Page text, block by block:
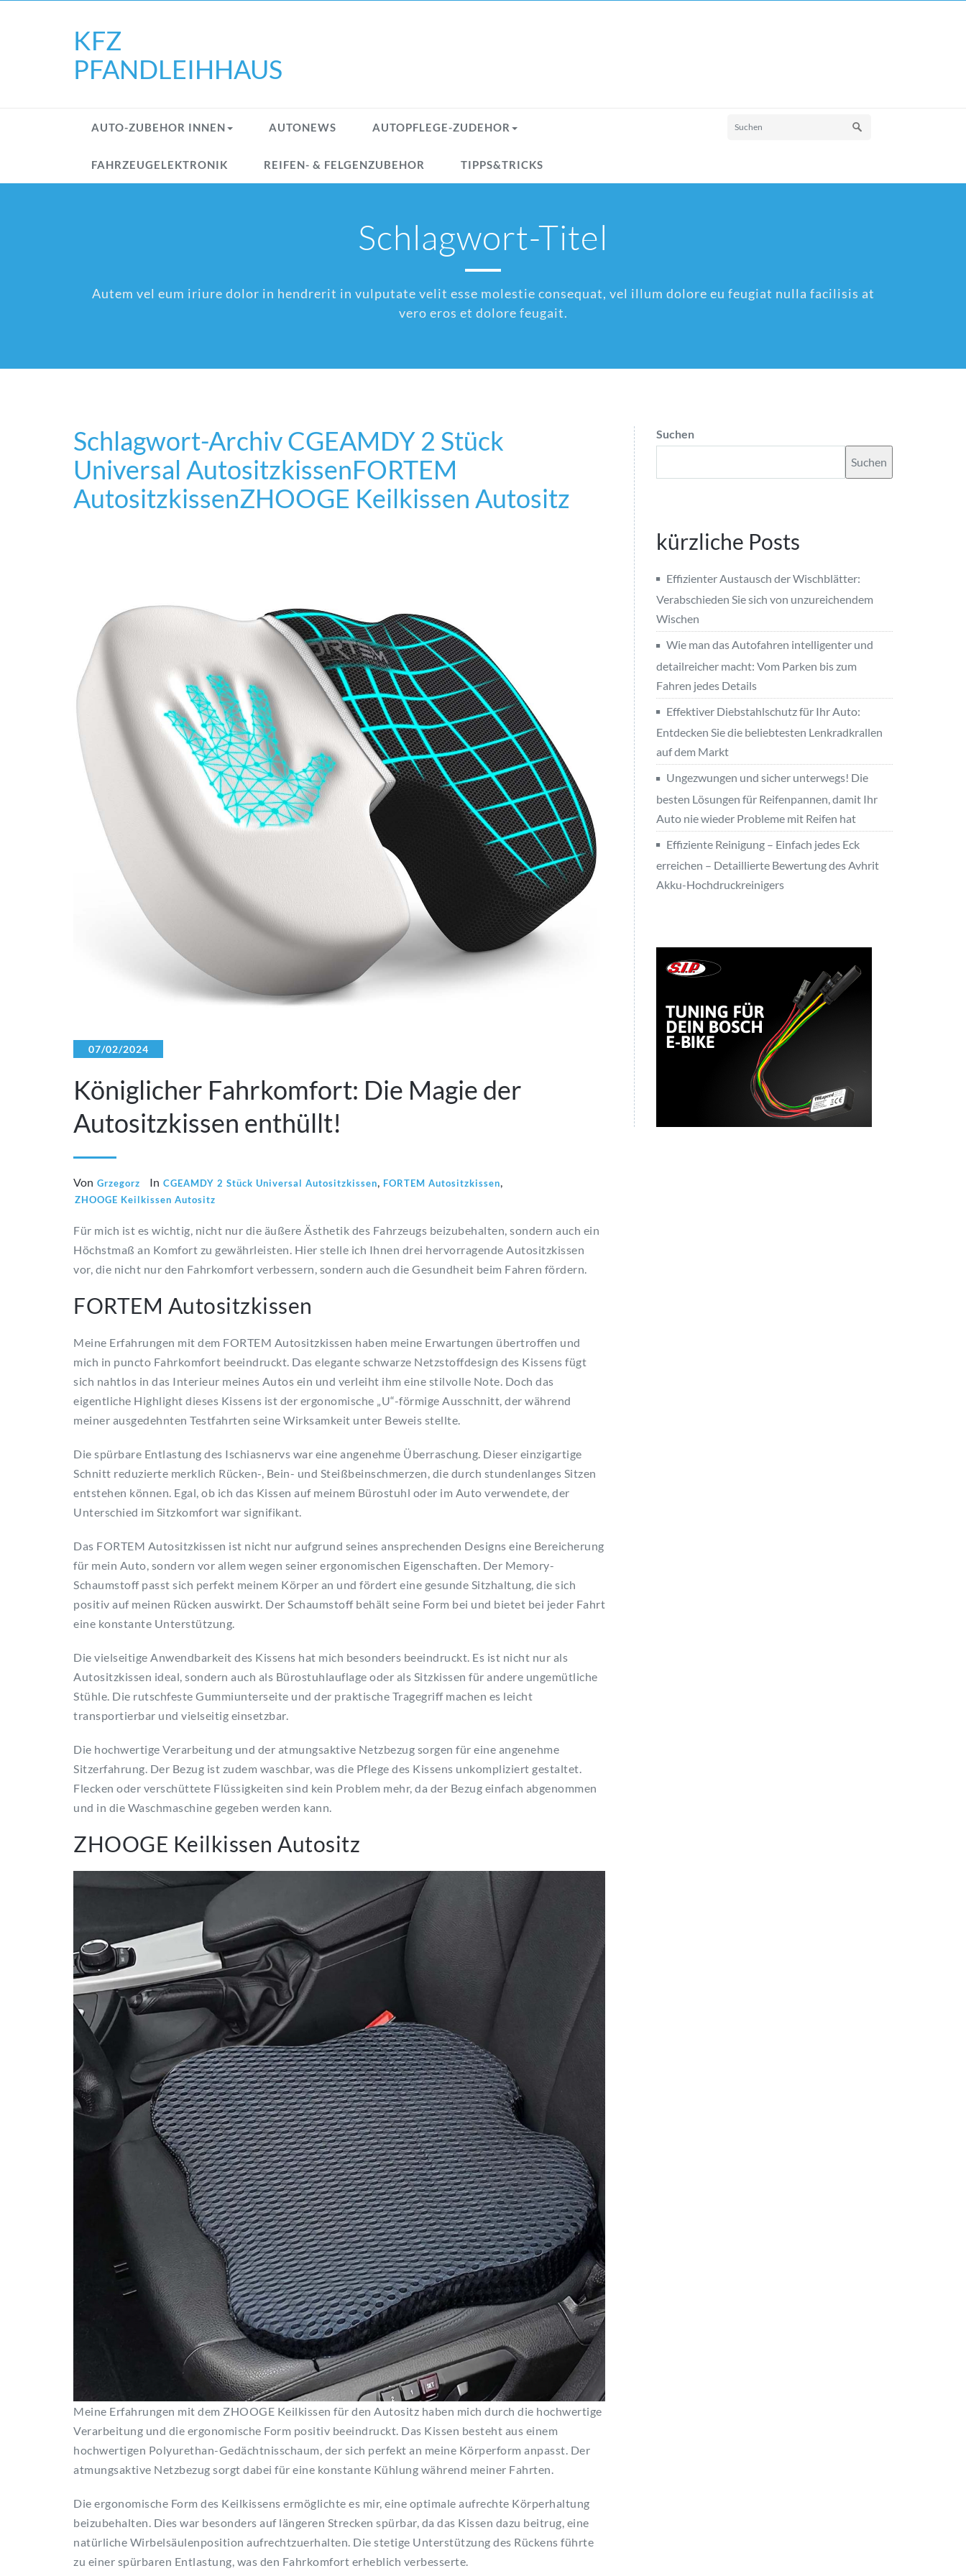
KFZ
PFANDLEIHHAUS
AUTO-ZUBEHOR INNEN AUTONEWS AUTOPFLEGE-ZUDEHOR
FAHRZEUGELEKTRONIK REIFEN- & FELGENZUBEHOR TIPPS&TRICKS
Schlagwort-Titel
Autem vel eum iriure dolor in hendrerit in vulputate velit esse molestie consequat, vel illum dolore eu feugiat nulla facilisis at
vero eros et dolore feugait.
Schlagwort-ArchivCGEAMDY 2 Stück
Universal AutositzkissenFORTEM
AutositzkissenZHOOGE Keilkissen Autositz
07/02/2024
Königlicher Fahrkomfort: Die Magie der
Autositzkissen enthüllt!
Von Grzegorz In CGEAMDY 2 Stück Universal Autositzkissen, FORTEM Autositzkissen,
ZHOOGE Keilkissen Autositz
Für mich ist es wichtig, nicht nur die äußere Ästhetik des Fahrzeugs beizubehalten, sondern auch ein
Höchstmaß an Komfort zu gewährleisten. Hier stelle ich Ihnen drei hervorragende Autositzkissen
vor, die nicht nur den Fahrkomfort verbessern, sondern auch die Gesundheit beim Fahren fördern.
FORTEM Autositzkissen
Meine Erfahrungen mit dem FORTEM Autositzkissen haben meine Erwartungen übertroffen und
mich in puncto Fahrkomfort beeindruckt. Das elegante schwarze Netzstoffdesign des Kissens fügt
sich nahtlos in das Interieur meines Autos ein und verleiht ihm eine stilvolle Note. Doch das
eigentliche Highlight dieses Kissens ist der ergonomische „U“-förmige Ausschnitt, der während
meiner ausgedehnten Testfahrten seine Wirksamkeit unter Beweis stellte.
Die spürbare Entlastung des Ischiasnervs war eine angenehme Überraschung. Dieser einzigartige
Schnitt reduzierte merklich Rücken-, Bein- und Steißbeinschmerzen, die durch stundenlanges Sitzen
entstehen können. Egal, ob ich das Kissen auf meinem Bürostuhl oder im Auto verwendete, der
Unterschied im Sitzkomfort war signifikant.
Das FORTEM Autositzkissen ist nicht nur aufgrund seines ansprechenden Designs eine Bereicherung
für mein Auto, sondern vor allem wegen seiner ergonomischen Eigenschaften. Der Memory-
Schaumstoff passt sich perfekt meinem Körper an und fördert eine gesunde Sitzhaltung, die sich
positiv auf meinen Rücken auswirkt. Der Schaumstoff behält seine Form bei und bietet bei jeder Fahrt
eine konstante Unterstützung.
Die vielseitige Anwendbarkeit des Kissens hat mich besonders beeindruckt. Es ist nicht nur als
Autositzkissen ideal, sondern auch als Bürostuhlauflage oder als Sitzkissen für andere ungemütliche
Stühle. Die rutschfeste Gummiunterseite und der praktische Tragegriff machen es leicht
transportierbar und vielseitig einsetzbar.
Die hochwertige Verarbeitung und der atmungsaktive Netzbezug sorgen für eine angenehme
Sitzerfahrung. Der Bezug ist zudem waschbar, was die Pflege des Kissens unkompliziert gestaltet.
Flecken oder verschüttete Flüssigkeiten sind kein Problem mehr, da der Bezug einfach abgenommen
und in die Waschmaschine gegeben werden kann.
ZHOOGE Keilkissen Autositz
Meine Erfahrungen mit dem ZHOOGE Keilkissen für den Autositz haben mich durch die hochwertige
Verarbeitung und die ergonomische Form positiv beeindruckt. Das Kissen besteht aus einem
hochwertigen Polyurethan-Gedächtnisschaum, der sich perfekt an meine Körperform anpasst. Der
atmungsaktive Netzbezug sorgt dabei für eine konstante Kühlung während meiner Fahrten.
Die ergonomische Form des Keilkissens ermöglichte es mir, eine optimale aufrechte Körperhaltung
beizubehalten. Dies war besonders auf längeren Strecken spürbar, da das Kissen dazu beitrug, eine
natürliche Wirbelsäulenposition aufrechtzuerhalten. Die stetige Unterstützung des Rückens führte
zu einer spürbaren Entlastung, was den Fahrkomfort erheblich verbesserte.
Suchen
Suchen
kürzliche Posts
Effizienter Austausch der Wischblätter:
Verabschieden Sie sich von unzureichendem
Wischen
Wie man das Autofahren intelligenter und
detailreicher macht: Vom Parken bis zum
Fahren jedes Details
Effektiver Diebstahlschutz für Ihr Auto:
Entdecken Sie die beliebtesten Lenkradkrallen
auf dem Markt
Ungezwungen und sicher unterwegs! Die
besten Lösungen für Reifenpannen, damit Ihr
Auto nie wieder Probleme mit Reifen hat
Effiziente Reinigung – Einfach jedes Eck
erreichen – Detaillierte Bewertung des Avhrit
Akku-Hochdruckreinigers